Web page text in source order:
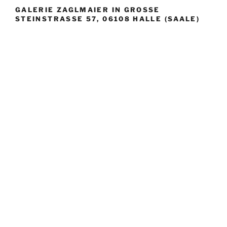
GALERIE ZAGLMAIER IN GROSSE S
TEINSTRASSE 57, 06108 HALLE (SAALE)